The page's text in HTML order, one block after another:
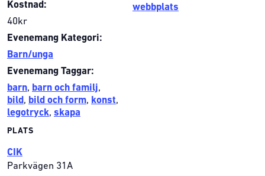
Kostnad:
40kr
Evenemang Kategori:
Barn/unga
Evenemang Taggar:
barn, barn och familj,
bild , bild och form, konst,
legotryck, skapa
PLATS
CIK
Parkvägen 31A
webbplats